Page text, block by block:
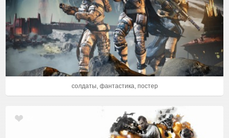
солдаты, фантастика, постер